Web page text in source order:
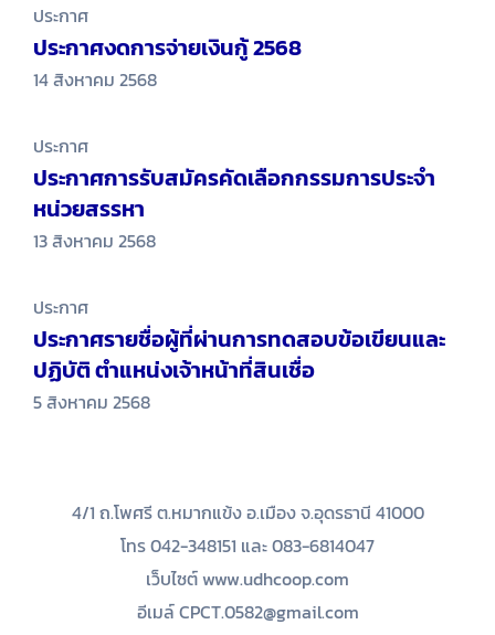
ประกาศ
ประกาศงดการจ่ายเงินกู้ 2568
14 สิงหาคม 2568
ประกาศ
ประกาศการรับสมัครคัดเลือกกรรมการประจำ
หน่วยสรรหา
13 สิงหาคม 2568
ประกาศ
ประกาศรายชื่อผู้ที่ผ่านการทดสอบข้อเขียนและ
ปฏิบัติ ตำแหน่งเจ้าหน้าที่สินเชื่อ
5 สิงหาคม 2568
4/1 ถ.โพศรี ต.หมากแข้ง อ.เมือง จ.อุดรธานี 41000
โทร 042-348151 และ 083-6814047
เว็บไซต์ www.udhcoop.com
อีเมล์ CPCT.0582@gmail.com